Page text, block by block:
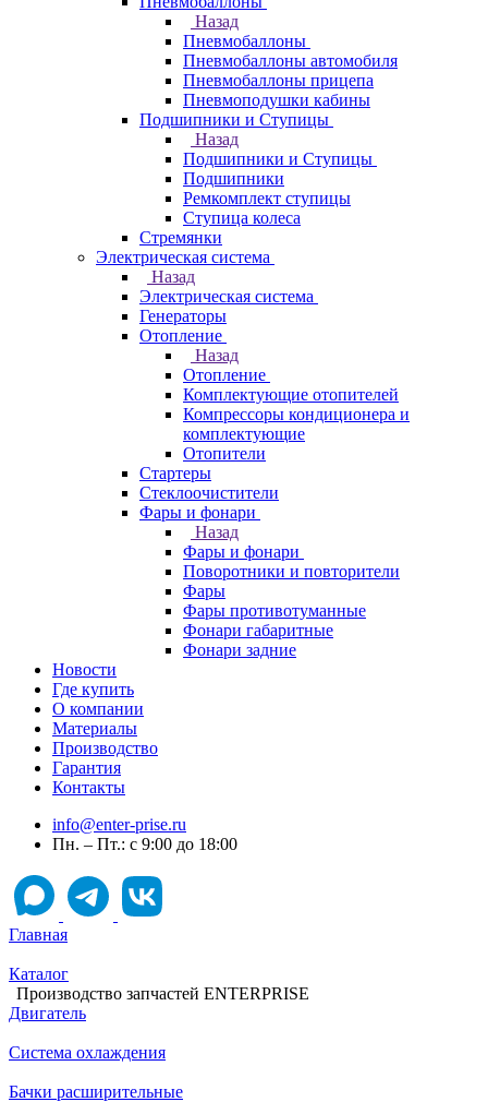
Назад
Пневмобаллоны
Пневмобаллоны автомобиля
Пневмобаллоны прицепа
Пневмоподушки кабины
Подшипники и Ступицы
Назад
Подшипники и Ступицы
Подшипники
Ремкомплект ступицы
Ступица колеса
Стремянки
Электрическая система
Назад
Электрическая система
Генераторы
Отопление
Назад
Отопление
Комплектующие отопителей
Компрессоры кондиционера и
комплектующие
Отопители
Стартеры
Стеклоочистители
Фары и фонари
Назад
Фары и фонари
Поворотники и повторители
Фары
Фары противотуманные
Фонари габаритные
Фонари задние
Новости
Где купить
О компании
Материалы
Производство
Гарантия
Контакты
info@enter-prise.ru
Пн. – Пт.: с 9:00 до 18:00
Главная
Каталог
Производство запчастей ENTERPRISE
Двигатель
Система охлаждения
Бачки расширительные